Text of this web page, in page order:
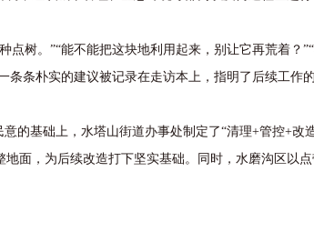
树。”“能不能把这块地利用起来，别让它再荒着？
条朴实的建议被记录在走访本上，指明了后续工作的
基础上，水塔山街道办事处制定了“清理+管控+改
面，为后续改造打下坚实基础。同时，水磨沟区以